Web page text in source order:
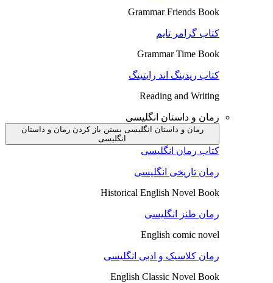
Grammar Friends Book
کتاب گرامر تایم
Grammar Time Book
کتاب ریدینگ اند رایتینگ
Reading and Writing
رمان و داستان انگلیسی
رمان و داستان انگلیسی بستن باز کردن رمان و داستان
انگلیسی
کتاب رمان انگلیسی
رمان تاریخی انگلیسی
Historical English Novel Book
رمان طنز انگلیسی
English comic novel
رمان کلاسیک و ادبی انگلیسی
English Classic Novel Book